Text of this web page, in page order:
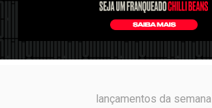
lançamentos da semana